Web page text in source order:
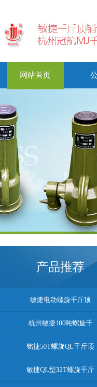
网站首页
产品推荐
敏捷电动螺旋千斤顶
杭州敏捷100吨螺旋千
铭捷50T螺旋QL千斤顶
敏捷QL型32T螺旋千斤